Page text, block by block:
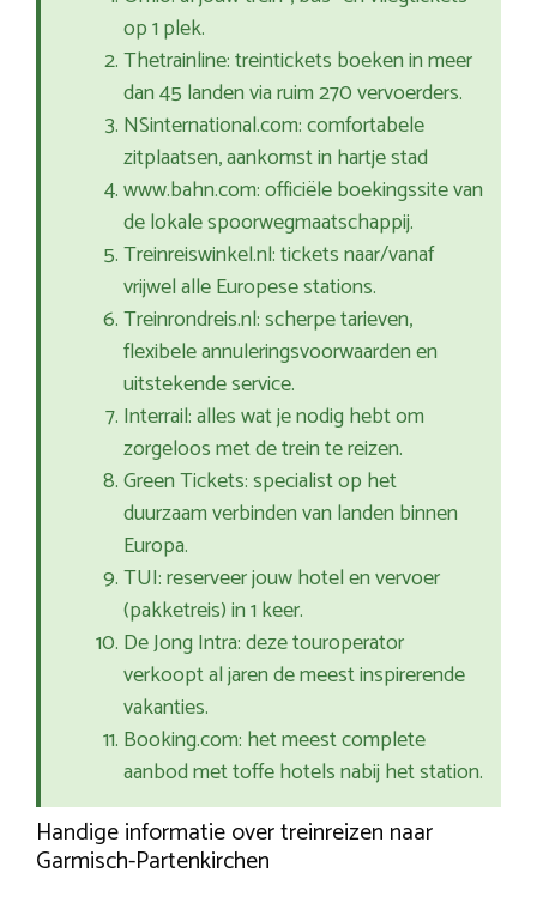
op 1 plek.
Thetrainline: treintickets boeken in meer
dan 45 landen via ruim 270 vervoerders.
NSinternational.com: comfortabele
zitplaatsen, aankomst in hartje stad
www.bahn.com: officiële boekingssite van
de lokale spoorwegmaatschappij.
Treinreiswinkel.nl: tickets naar/vanaf
vrijwel alle Europese stations.
Treinrondreis.nl: scherpe tarieven,
flexibele annuleringsvoorwaarden en
uitstekende service.
Interrail: alles wat je nodig hebt om
zorgeloos met de trein te reizen.
Green Tickets: specialist op het
duurzaam verbinden van landen binnen
Europa.
TUI: reserveer jouw hotel en vervoer
(pakketreis) in 1 keer.
De Jong Intra: deze touroperator
verkoopt al jaren de meest inspirerende
vakanties.
Booking.com: het meest complete
aanbod met toffe hotels nabij het station.
Handige informatie over treinreizen naar
Garmisch-Partenkirchen